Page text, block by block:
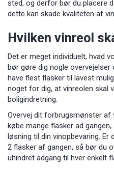
sted, og derfor bør du placere
dette kan skade kvaliteten af
Hvilken vinreol
Det er meget individuelt, hvad
bør gøre dig nogle
have flest flasker til lavest
noget for dig, at vinreolen skal
boligindretning.
Overvej dit forbrugsmønster af
købe mange flasker ad
løsning til din vinopbevaring. Er
2 flasker af gangen, så bør du
uhindret adgang til hver enkelt